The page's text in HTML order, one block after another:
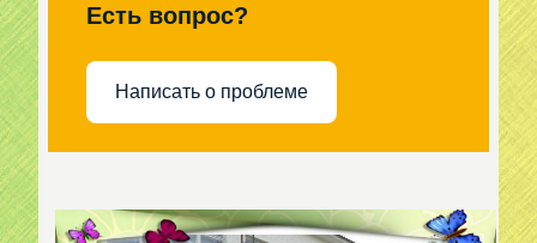
Есть вопрос?
Написать о проблеме